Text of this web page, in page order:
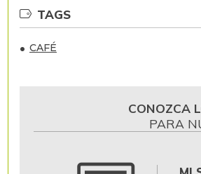
TAGS
CAFÉ
CONOZCA
PARA